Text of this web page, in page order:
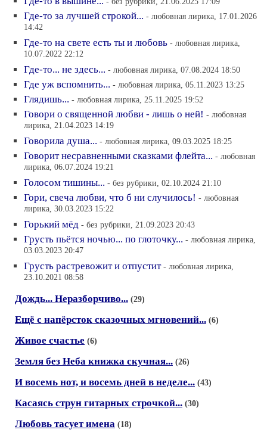
Где-то за лучшей строкой... - любовная лирика, 17.01.2026
14:42
Где-то на свете есть ты и любовь - любовная лирика,
10.07.2022 22:12
Где-то... не здесь... - любовная лирика, 07.08.2024 18:50
Где уж вспомнить... - любовная лирика, 05.11.2023 13:25
Глядишь... - любовная лирика, 25.11.2025 19:52
Говори о священной любви - лишь о ней! - любовная
лирика, 21.04.2023 14:19
Говорила душа... - любовная лирика, 09.03.2025 18:25
Говорит несравненными сказками флейта... - любовная
лирика, 06.07.2024 19:21
Голосом тишины... - без рубрики, 02.10.2024 21:10
Гори, свеча любви, что б ни случилось! - любовная
лирика, 30.03.2023 15:22
Горький мёд - без рубрики, 21.09.2023 20:43
Грусть пьётся ночью... по глоточку... - любовная лирика,
03.03.2023 20:47
Грусть растревожит и отпустит - любовная лирика,
23.10.2021 08:58
Дождь... Неразборчиво... (29)
Ещё с напёрсток сказочных мгновений... (6)
Живое счастье (6)
Земля без Неба книжка скучная... (26)
И восемь нот, и восемь дней в неделе... (43)
Касаясь струн гитарных строчкой... (30)
Любовь тасует имена (18)